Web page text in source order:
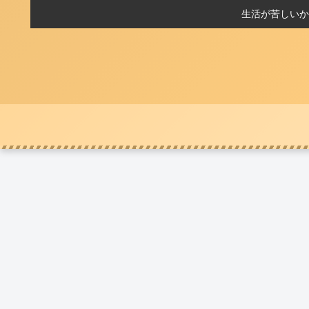
生活が苦しい